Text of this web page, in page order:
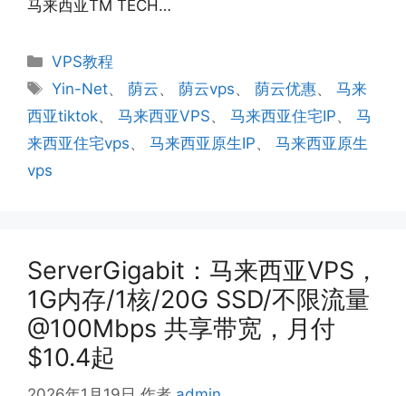
马来西亚TM TECH…
分
类
VPS教程
标
签
Yin-Net、荫云、荫云vps、荫云优惠、马来
西亚tiktok、 马来西亚VPS、 马来西亚住宅IP、 马
来西亚住宅vps、 马来西亚原生IP、 马来西亚原生
vps
ServerGigabit：马来西亚VPS，
1G内存/1核/20G SSD/不限流量
@100Mbps 共享带宽，月付
$10.4起